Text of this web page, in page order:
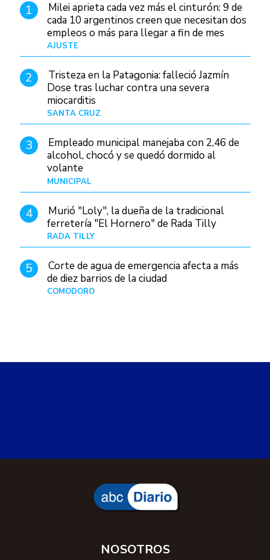
1
Milei aprieta cada vez más el cinturón: 9 de
cada 10 argentinos creen que necesitan dos
empleos o más para llegar a fin de mes
AJUSTE
2
Tristeza en la Patagonia: falleció Jazmín
Dose tras luchar contra una severa
miocarditis
SANTA CRUZ
3
Empleado municipal manejaba con 2,46 de
alcohol, chocó y se quedó dormido al
volante
MUNICIPAL
4
Murió "Loly", la dueña de la tradicional
ferretería "El Hornero" de Rada Tilly
RADA TILLY
5
Corte de agua de emergencia afecta a más
de diez barrios de la ciudad
COMODORO
NOSOTROS